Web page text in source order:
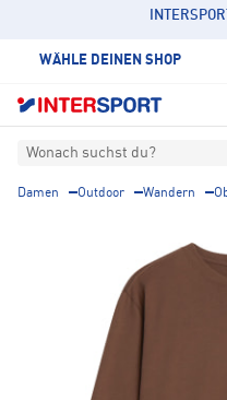
WÄHLE DEINEN SHOP
Wonach suchst du?
Damen Outdoor Wandern